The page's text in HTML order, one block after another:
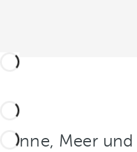
Sonne, Meer